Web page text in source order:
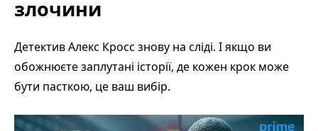
злочини
Детектив Алекс Кросс знову на сліді. І якщо ви
обожнюєте заплутані історії, де кожен крок може
бути пасткою, це ваш вибір.